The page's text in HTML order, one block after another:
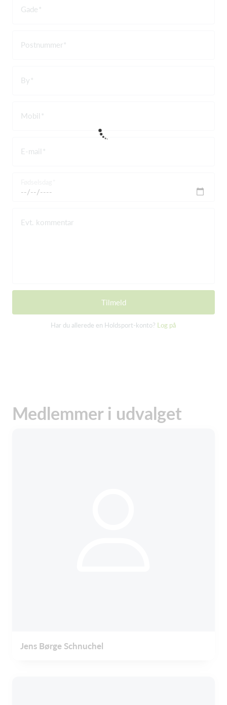
Gade
Postnummer
By
Mobil
E-mail
Evt. kommentar
Tilmeld
Har du allerede en Holdsport-konto? Log på
Medlemmer i udvalget
Jens Børge Schnuchel